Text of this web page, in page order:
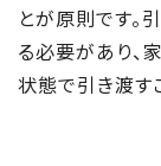
とが原則です。
る必要があり、
状態で引き渡す